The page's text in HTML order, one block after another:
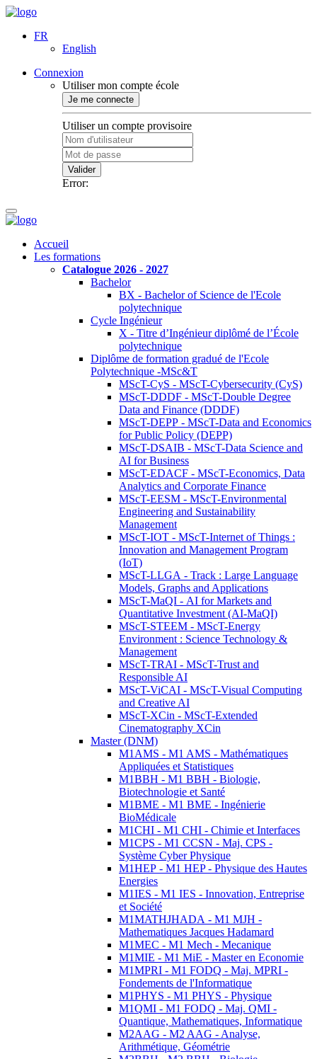
FR
English
Connexion
Utiliser mon compte école
Je me connecte
Utiliser un compte provisoire
Valider
Error:
Accueil
Les formations
Catalogue 2026 - 2027
Bachelor
BX - Bachelor of Science de l'Ecole
polytechnique
Cycle Ingénieur
X - Titre d’Ingénieur diplômé de l’École
polytechnique
Diplôme de formation gradué de l'Ecole
Polytechnique -MSc&T
MScT-CyS - MScT-Cybersecurity (CyS)
MScT-DDDF - MScT-Double Degree
Data and Finance (DDDF)
MScT-DEPP - MScT-Data and Economics
for Public Policy (DEPP)
MScT-DSAIB - MScT-Data Science and
AI for Business
MScT-EDACF - MScT-Economics, Data
Analytics and Corporate Finance
MScT-EESM - MScT-Environmental
Engineering and Sustainability
Management
MScT-IOT - MScT-Internet of Things :
Innovation and Management Program
(IoT)
MScT-LLGA - Track : Large Language
Models, Graphs and Applications
MScT-MaQI - AI for Markets and
Quantitative Investment (AI-MaQI)
MScT-STEEM - MScT-Energy
Environment : Science Technology &
Management
MScT-TRAI - MScT-Trust and
Responsible AI
MScT-ViCAI - MScT-Visual Computing
and Creative AI
MScT-XCin - MScT-Extended
Cinematography XCin
Master (DNM)
M1AMS - M1 AMS - Mathématiques
Appliquées et Statistiques
M1BBH - M1 BBH - Biologie,
Biotechnologie et Santé
M1BME - M1 BME - Ingénierie
BioMédicale
M1CHI - M1 CHI - Chimie et Interfaces
M1CPS - M1 CCSN - Maj. CPS -
Système Cyber Physique
M1HEP - M1 HEP - Physique des Hautes
Energies
M1IES - M1 IES - Innovation, Entreprise
et Société
M1MATHJHADA - M1 MJH -
Mathematiques Jacques Hadamard
M1MEC - M1 Mech - Mecanique
M1MIE - M1 MiE - Master en Economie
M1MPRI - M1 FODQ - Maj. MPRI -
Fondements de l'Informatique
M1PHYS - M1 PHYS - Physique
M1QMI - M1 FODQ - Maj. QMI -
Quantique, Mathematiques, Informatique
M2AAG - M2 AAG - Analyse,
Arithmétique, Géométrie